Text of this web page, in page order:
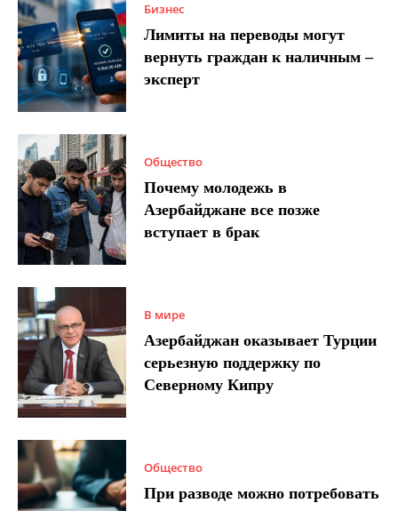
Бизнес
Лимиты на переводы могут
вернуть граждан к наличным –
эксперт
Общество
Почему молодежь в
Азербайджане все позже
вступает в брак
В мире
Азербайджан оказывает Турции
серьезную поддержку по
Северному Кипру
Общество
При разводе можно потребовать